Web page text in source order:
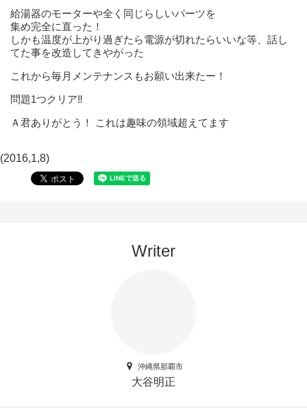
給湯器のモーターや全く同じらしいパーツを
集め完全に直った！
しかも温度が上がり過ぎたら電源が切れたらいいな等、話し
てた事を改造してきやがった
これから毎月メンテナンスもお願い出来たー！
問題1つクリア‼️
Ａ君ありがとう！ これは趣味の領域超えてます
(2016,1,8)
Writer
沖縄県那覇市
大谷明正